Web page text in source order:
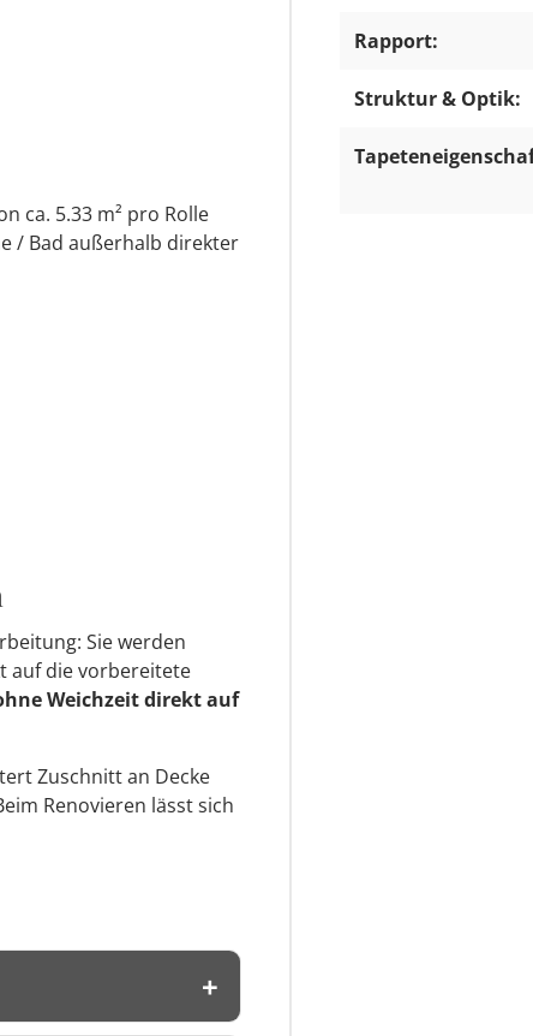
ca. 5.33 m² pro Rolle
/ Bad außerhalb direkter
Sie werden
auf die vorbereitete
Weichzeit direkt auf
Zuschnitt an Decke
Renovieren lässt sich
Rapport:
Struktur & Optik: